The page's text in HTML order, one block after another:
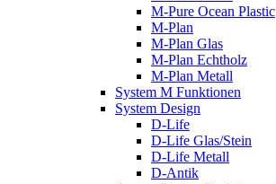
M-Pure Ocean Plastic
M-Plan
M-Plan Glas
M-Plan Echtholz
M-Plan Metall
System M Funktionen
System Design
D-Life
D-Life Glas/Stein
D-Life Metall
D-Antik